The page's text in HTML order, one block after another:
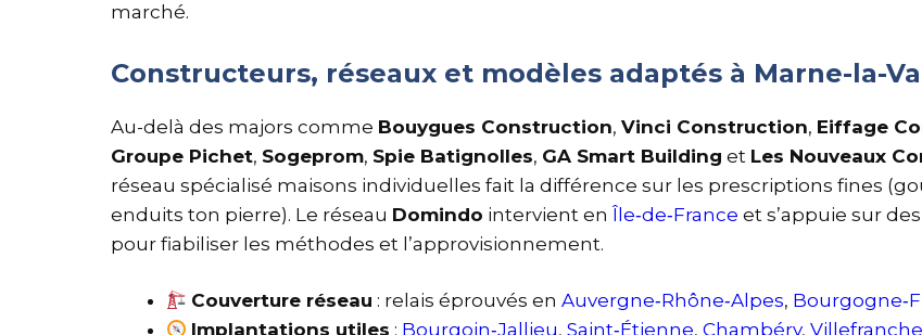
marché.
Constructeurs, réseaux et modèles adaptés à Marne-la-
Au-delà des majors comme Bouygues Construction, Vinci Construction, Eiffage
Groupe Pichet, Sogeprom, Spie Batignolles, GA Smart Building et Les Nouveaux
réseau spécialisé maisons individuelles fait la différence sur les prescriptions fines
enduits ton pierre). Le réseau Domindo intervient en Île‑de‑France et s’appuie sur
pour fiabiliser les méthodes et l’approvisionnement.
Couverture réseau : relais éprouvés enAuvergne‑Rhône‑Alpes,
Implantations utiles : Bourgoin‑Jallieu,Saint‑Étienne,Chambéry,Villefranche